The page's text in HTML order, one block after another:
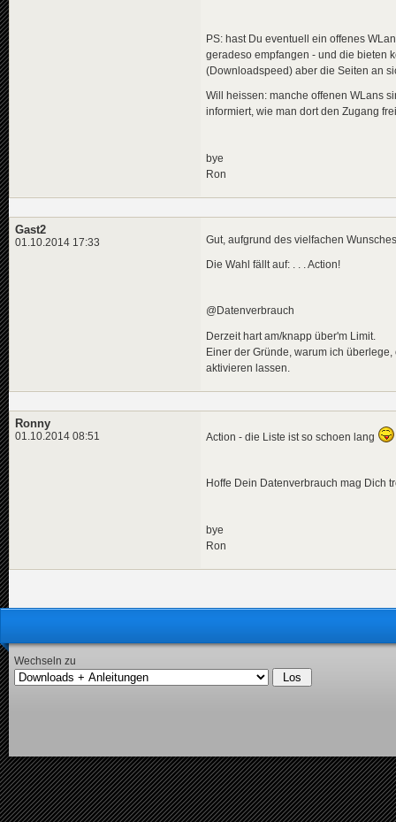
PS: hast Du eventuell ein offenes
geradeso empfangen - und die bieten
(Downloadspeed) aber die Seiten an
Will heissen: manche offenen WLans
informiert, wie man dort den Zugang
bye
Ron
Gast2
01.10.2014 17:33 Gut, aufgrund des vielfachen
Die Wahl fällt auf: . . . Action!
@Datenverbrauch
Derzeit hart am/knapp über'm Limit.
Einer der Gründe, warum ich
aktivieren lassen.
Ronny
01.10.2014 08:51 Action - die Liste ist so schoen lang
Hoffe Dein Datenverbrauch mag Dich
bye
Ron
Wechseln zu